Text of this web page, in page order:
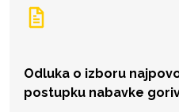
Odluka o izboru
postupku nabavke